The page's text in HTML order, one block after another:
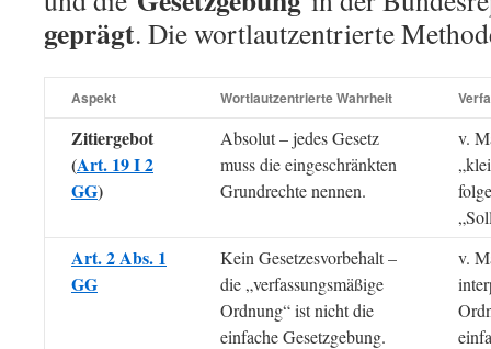
geprägt. Die wortlautzentrierte
Aspekt Wortlautzentrierte Wahrheit
Zitiergebot
(Art. 19 I 2
GG)
Absolut – jedes Gesetz
muss die eingeschränkten
Grundrechte nennen.
v.
Art. 2 Abs. 1
GG
Kein Gesetzesvorbehalt –
die „verfassungsmäßige
Ordnung“ ist nicht die
einfache Gesetzgebung.
v.